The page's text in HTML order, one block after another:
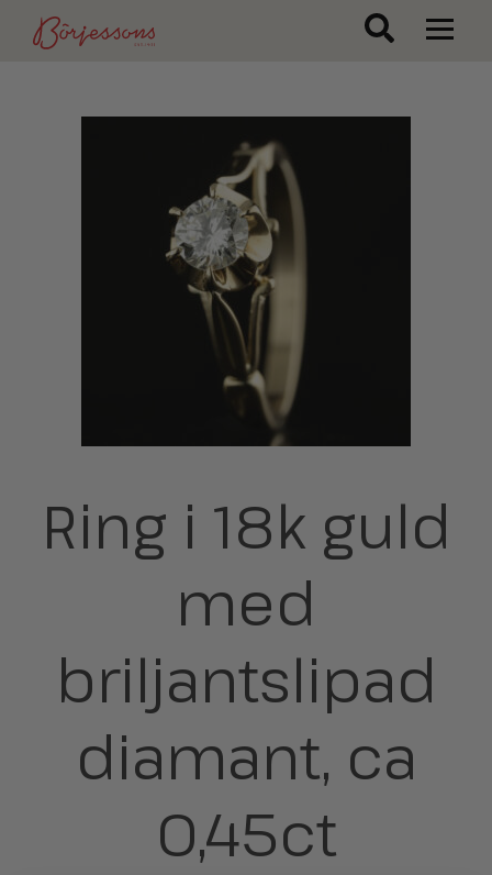
Ring i 18k guld
med
briljantslipad
diamant, ca
0,45ct